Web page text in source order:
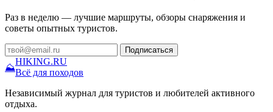
Раз в неделю — лучшие маршруты, обзоры снаряжения и
советы опытных туристов.
Подписаться
⛰
HIKING.RU
Всё для походов
Независимый журнал для туристов и любителей активного
отдыха.